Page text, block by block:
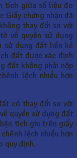
tích giữa số liệu đo
Giấy chứng nhận đã
thay đổi so với
về quyền sử dụng
sử dụng đất liền kề
đất được xác định
đất không phải nộp
lệch nhiều hơn
có thay đổi so với
quyền sử dụng đất
tích ghi trên giấy
lệch nhiều hơn
quy định.